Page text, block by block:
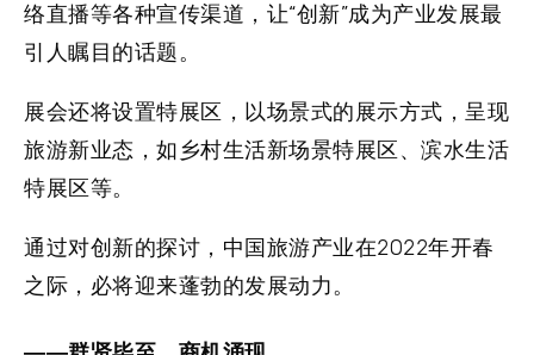
络直播等各种宣传渠道，让“创新”成为产业发展最
引人瞩目的话题。
展会还将设置特展区，以场景式的展示方式，呈现
旅游新业态，如乡村生活新场景特展区、滨水生活
特展区等。
通过对创新的探讨，中国旅游产业在2022年开春
之际，必将迎来蓬勃的发展动力。